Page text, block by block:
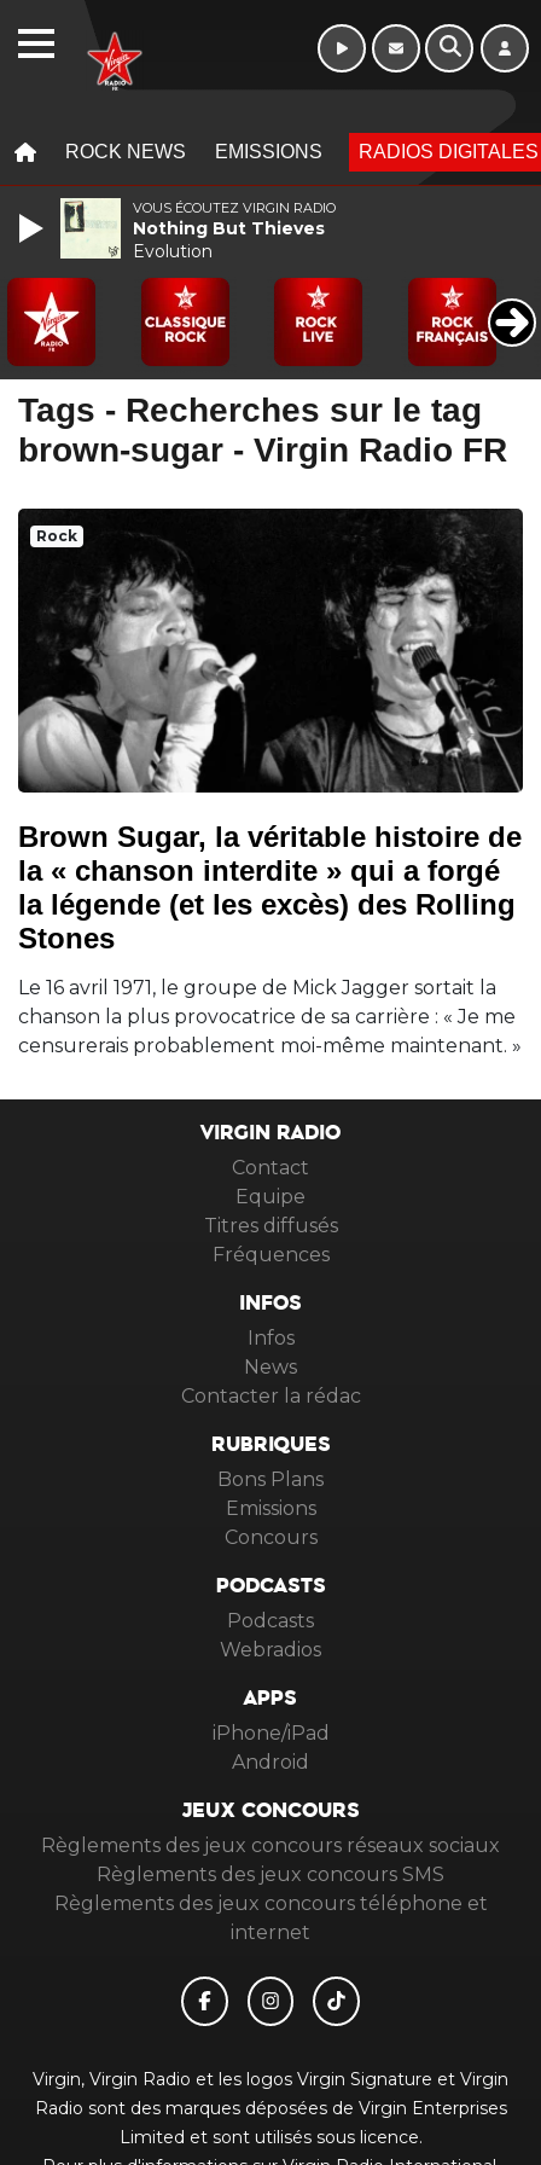
ROCK NEWS EMISSIONS RADIOS DIGITALES
Tags - Recherches sur le tag
brown-sugar - Virgin Radio FR
Rock
Brown Sugar, la véritable histoire de
la « chanson interdite » qui a forgé
la légende (et les excès) des Rolling
Stones
Le 16 avril 1971, le groupe de Mick Jagger sortait la
chanson la plus provocatrice de sa carrière : « Je me
censurerais probablement moi-même maintenant. »
VIRGIN RADIO
Contact
Equipe
Titres diffusés
Fréquences
INFOS
Infos
News
Contacter la rédac
RUBRIQUES
Bons Plans
Emissions
Concours
PODCASTS
Podcasts
Webradios
APPS
iPhone/iPad
Android
JEUX CONCOURS
Règlements des jeux concours réseaux sociaux
Règlements des jeux concours SMS
Règlements des jeux concours téléphone et
internet
Virgin, Virgin Radio et les logos Virgin Signature et Virgin
Radio sont des marques déposées de Virgin Enterprises
Limited et sont utilisés sous licence.
VOUS ÉCOUTEZ VIRGIN RADIO
Nothing But Thieves
Evolution
WEBRADIO